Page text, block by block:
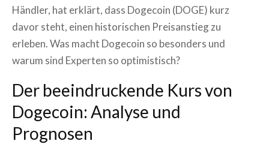
Händler, hat erklärt, dass Dogecoin (DOGE) kurz
davor steht, einen historischen Preisanstieg zu
erleben. Was macht Dogecoin so besonders und
warum sind Experten so optimistisch?
Der beeindruckende Kurs von
Dogecoin: Analyse und
Prognosen